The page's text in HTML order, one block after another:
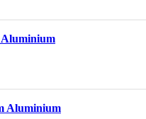
Aluminium
Aluminium